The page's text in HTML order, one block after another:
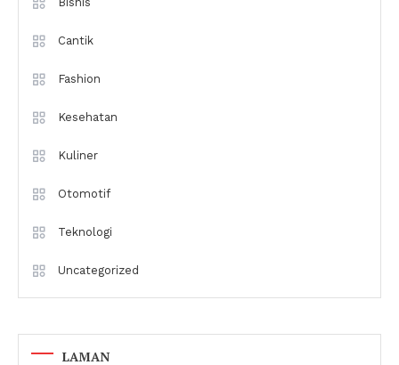
Cantik
Fashion
Kesehatan
Kuliner
Otomotif
Teknologi
Uncategorized
LAMAN